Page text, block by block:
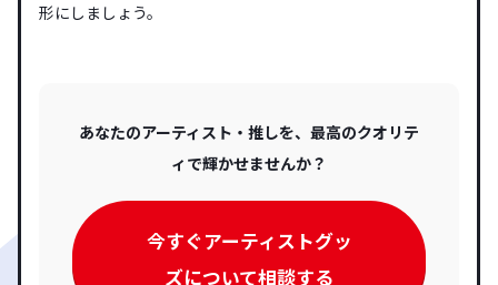
形にしましょう。
あなたのアーティスト・推しを、最高のクオリテ
ィで輝かせませんか？
今すぐアーティストグッ
ズについて相談する